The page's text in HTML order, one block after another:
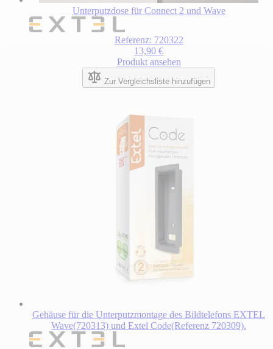
Unterputzdose für Connect 2 und Wave
Referenz: 720322
13,90 €
Produkt ansehen
Zur Vergleichsliste hinzufügen
Gehäuse für die Unterputzmontage des Bildtelefons EXTEL
Wave(720313) und Extel Code(Referenz 720309).